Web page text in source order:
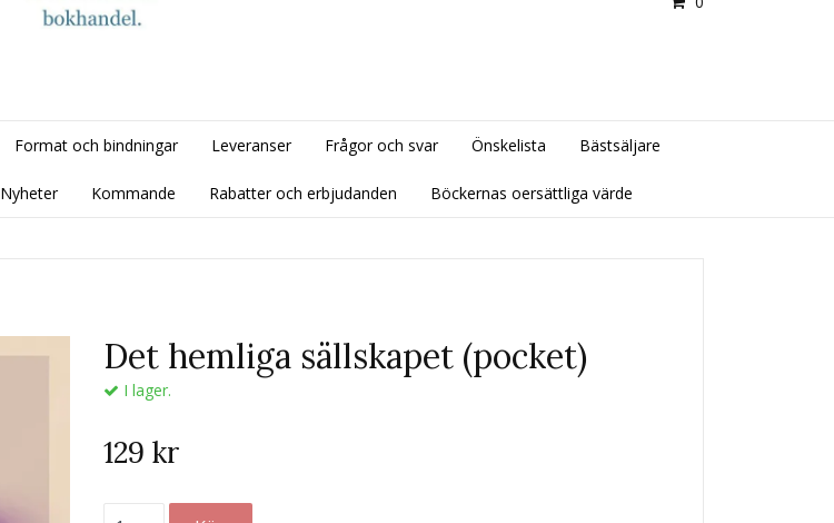
Format och bindningar Leveranser Frågor och svar Önskelista Bästsäljare
Nyheter Kommande Rabatter och erbjudanden Böckernas oersättliga värde
Det hemliga sällskapet (pocket)
I lager.
129 kr